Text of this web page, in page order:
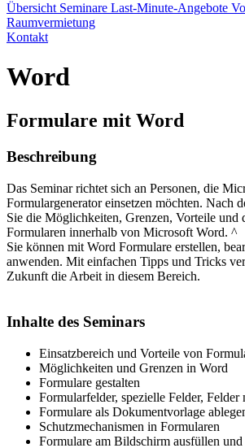
Übersicht Seminare Last-Minute-Angebote
Raumvermietung
Kontakt
Word
Formulare mit Word
Beschreibung
Das Seminar richtet sich an Personen, die
Formulargenerator einsetzen möchten. Nach
Sie die Möglichkeiten, Grenzen, Vorteile und
Formularen innerhalb von Microsoft Word. ^
Sie können mit Word Formulare erstellen,
anwenden. Mit einfachen Tipps und Tricks
Zukunft die Arbeit in diesem Bereich.
Inhalte des Seminars
Einsatzbereich und Vorteile von
Möglichkeiten und Grenzen in Word
Formulare gestalten
Formularfelder, spezielle Felder, Felder
Formulare als Dokumentvorlage
Schutzmechanismen in Formularen
Formulare am Bildschirm ausfüllen und